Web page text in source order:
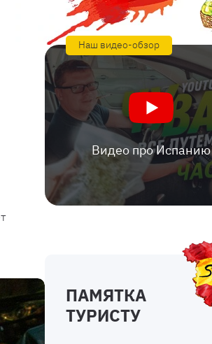
Наш видео-обзор
Видео про Испанию
ПАМЯТКА
ТУРИСТУ